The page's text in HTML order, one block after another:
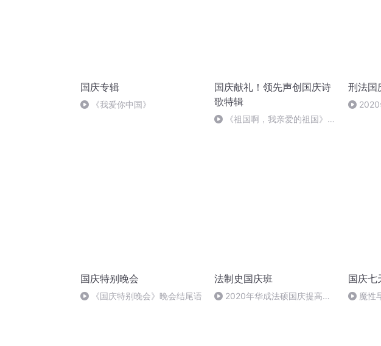
国庆专辑
《我爱你中国》
国庆献礼！领先声创国庆诗
歌特辑
《祖国啊，我亲爱的祖国》温
刑法国
2020
国庆特别晚会
《国庆特别晚会》晚会结尾语
法制史国庆班
2020年华成法硕国庆提高班
国庆七
魔性